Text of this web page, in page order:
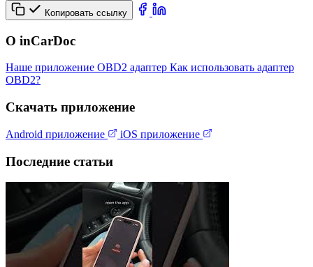
Копировать ссылку
О inCarDoc
Наше приложение OBD2 адаптер Как использовать адаптер
OBD2?
Скачать приложение
Android приложение iOS приложение
Последние статьи